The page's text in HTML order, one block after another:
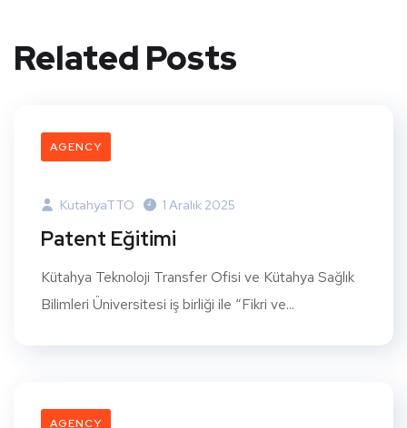
Related Posts
AGENCY
KutahyaTTO 1 Aralık 2025
Patent Eğitimi
Kütahya Teknoloji Transfer Ofisi ve Kütahya Sağlık
Bilimleri Üniversitesi iş birliği ile “Fikri ve...
AGENCY